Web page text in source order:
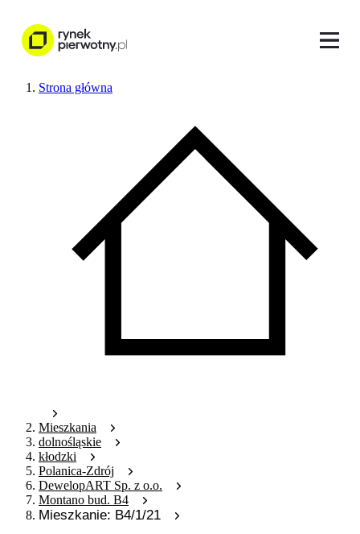
Strona główna
Mieszkania
dolnośląskie
kłodzki
Polanica-Zdrój
DewelopART Sp. z o.o.
Montano bud. B4
Mieszkanie: B4/1/21